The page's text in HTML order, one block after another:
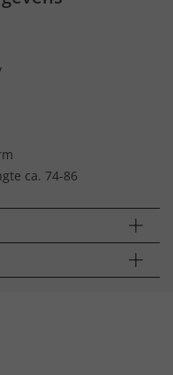
ca. 74-86